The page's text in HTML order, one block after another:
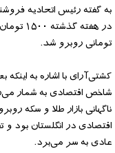
تومانی روبرو شد.
کشتی‌آرای با اشاره به
شاخص اقتصادی به شمار
ناگهانی بازار طلا و سکه
اقتصادی در انگلستان بود و
عادی به سر می‌برد.